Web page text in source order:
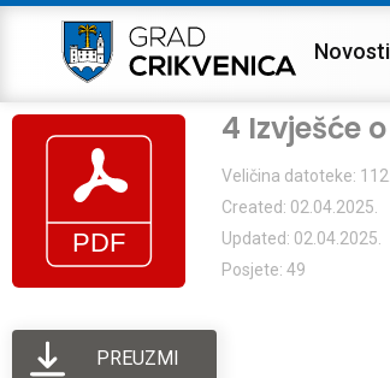
Novosti
4 Izvješće
Veličina datoteke:
Created: 02.04.2025.
Updated: 02.04.2025.
Posjete: 49
PREUZMI